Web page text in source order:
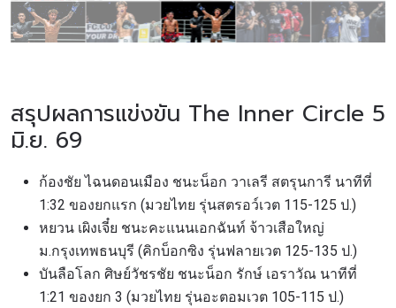
สรุปผลการแข่งขัน The Inner Circle 5
มิ.ย. 69
ก้องชัย ไฉนดอนเมือง ชนะน็อก วาเลรี สตรุนการี นาทีที่
1:32 ของยกแรก (มวยไทย รุ่นสตรอว์เวต 115-125 ป.)
หยวน เผิงเจี๋ย ชนะคะแนนเอกฉันท์ จ้าวเสือใหญ่
ม.กรุงเทพธนบุรี (คิกบ็อกซิง รุ่นฟลายเวต 125-135 ป.)
บันลือโลก ศิษย์วัชรชัย ชนะน็อก รักษ์ เอราวัณ นาทีที่
1:21 ของยก 3 (มวยไทย รุ่นอะตอมเวต 105-115 ป.)